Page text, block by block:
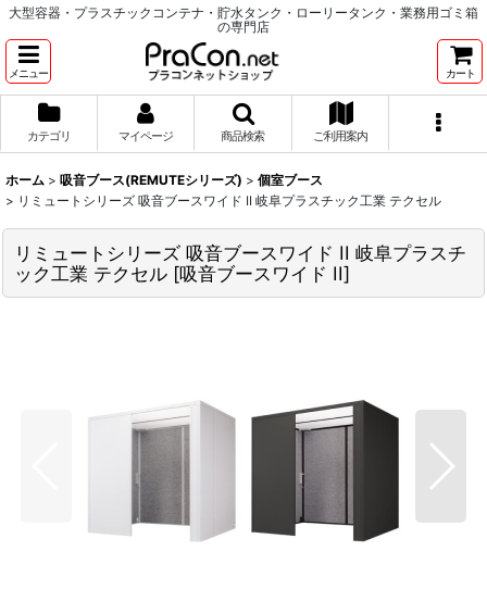
大型容器・プラスチックコンテナ・貯水タンク・ローリータンク・業務用ゴミ箱
の専門店
メニュー カート
カテゴリ マイページ 商品検索 ご利用案内
ホーム > 吸音ブース(REMUTEシリーズ) > 個室ブース
> リミュートシリーズ 吸音ブースワイド II 岐阜プラスチック工業 テクセル
リミュートシリーズ 吸音ブースワイド II 岐阜プラスチ
ック工業 テクセル [吸音ブースワイド II]